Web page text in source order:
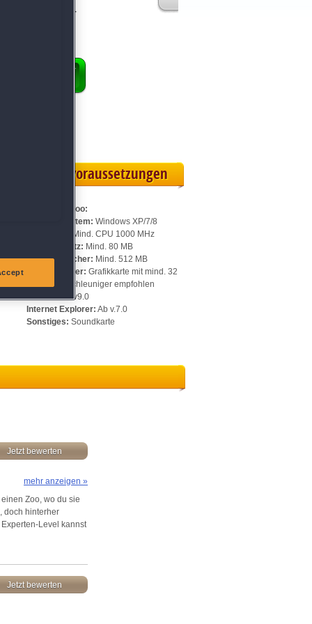
des Klick-
Systemvoraussetzungen
Für Jane's Zoo:
Betriebssystem: Windows XP/7/8
Mind. CPU 1000 MHz
Speicherplatz: Mind. 80 MB
Arbeitsspeicher: Mind. 512 MB
Videospeicher: Grafikkarte mit mind. 32
MB, 3D-Beschleuniger empfohlen
DirectX:Ab v9.0
Internet Explorer: Ab v.7.0
Sonstiges: Soundkarte
Jetzt bewerten
Zoo, wo du sie
doch hinterher
Level kannst
mehr anzeigen »
Jetzt bewerten